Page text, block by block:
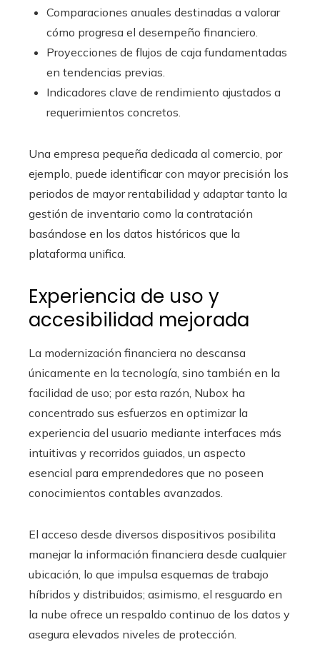
Comparaciones anuales destinadas a valorar
cómo progresa el desempeño financiero.
Proyecciones de flujos de caja fundamentadas
en tendencias previas.
Indicadores clave de rendimiento ajustados a
requerimientos concretos.
Una empresa pequeña dedicada al comercio, por
ejemplo, puede identificar con mayor precisión los
periodos de mayor rentabilidad y adaptar tanto la
gestión de inventario como la contratación
basándose en los datos históricos que la
plataforma unifica.
Experiencia de uso y
accesibilidad mejorada
La modernización financiera no descansa
únicamente en la tecnología, sino también en la
facilidad de uso; por esta razón, Nubox ha
concentrado sus esfuerzos en optimizar la
experiencia del usuario mediante interfaces más
intuitivas y recorridos guiados, un aspecto
esencial para emprendedores que no poseen
conocimientos contables avanzados.
El acceso desde diversos dispositivos posibilita
manejar la información financiera desde cualquier
ubicación, lo que impulsa esquemas de trabajo
híbridos y distribuidos; asimismo, el resguardo en
la nube ofrece un respaldo continuo de los datos y
asegura elevados niveles de protección.